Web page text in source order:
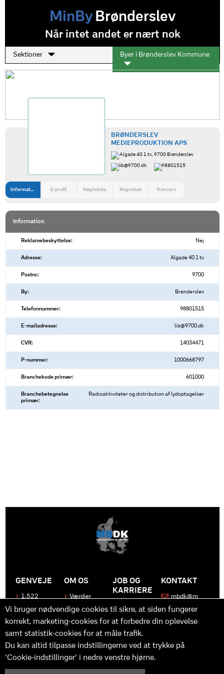
MinByBrønderslev
Når intet andet er nært nok
Sektioner Byer i Brønderslev Kommune
BRØNDERSLEV
MEDIEPRODUKTION APS
Algade 40 1 tv, 9700 Brønderslev
lib@9700.dk
98801515
Information E-profil Nøgledata Regnskab Koncern
Information
Reklamebeskyttelse: Nej
Adresse: Algade 40 1 tv
Postnr.: 9700
By: Brønderslev
Telefonnummer: 98801515
E-mailadresse: lib@9700.dk
CVR: 14034471
P-nummer: 1000668797
Branchekode primær: 601000
Branchebetegnelse
primær:
Radioaktiviteter og distribution af lydoptagelser
GENVEJE
1.522
Produkter
Kontakt
os
OM OS
Værdier
Historen
bag
MBDK
Hvad gør
os unikke
JOB OG
KARRIERE
Bliv en del
af MBDK
Vores
team
og
udvikling
KONTAKT
mbdk@m
Vi bruger nødvendige cookies til sikre, at siden fungerer
korrekt, marketing-cookies for at forbedre din oplevelse
samt statistik-cookies for at måle trafik.
Du kan altid tilpasse indstillingerne ved at trykke på
'Cookie-indstillinger' i nedre venstre hjørne.